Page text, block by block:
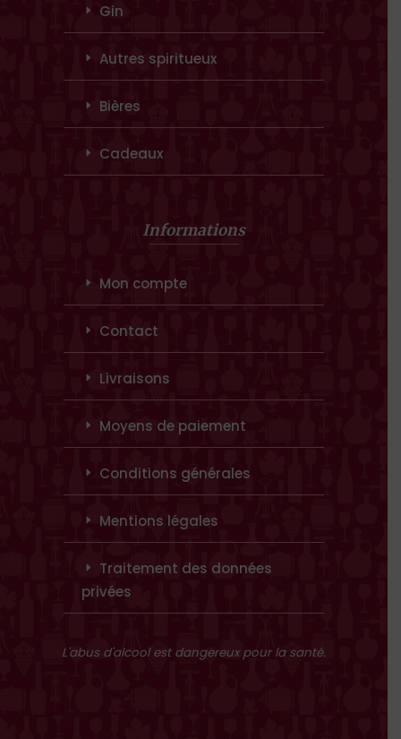
Gin
Autres spiritueux
Bières
Cadeaux
Informations
Mon compte
Contact
Livraisons
Moyens de paiement
Conditions générales
Mentions légales
Traitement des données
privées
L'abus d'alcool est dangereux pour la santé.